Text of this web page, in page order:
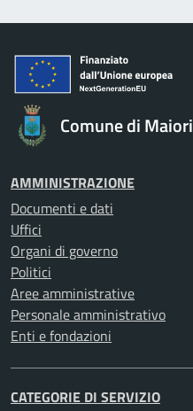
Comune di Maiori
AMMINISTRAZIONE
Documenti e dati
Uffici
Organi di governo
Politici
Aree amministrative
Personale amministrativo
Enti e fondazioni
CATEGORIE DI SERVIZIO